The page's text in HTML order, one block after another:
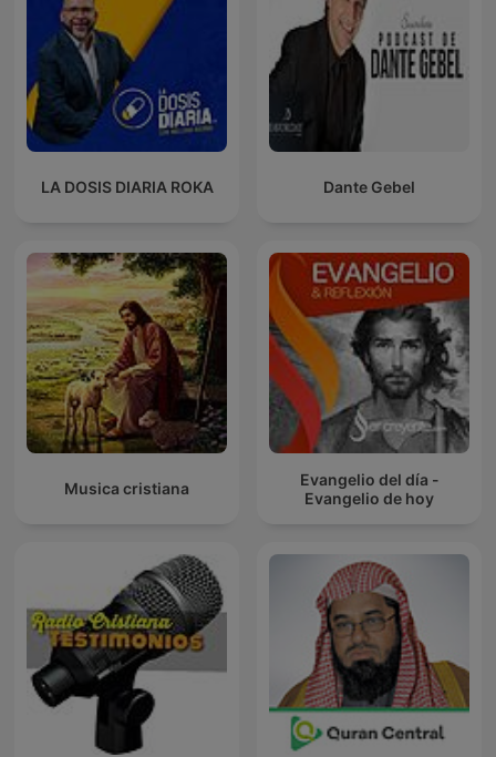
LA DOSIS DIARIA ROKA Dante Gebel
Musica cristiana
Evangelio del día -
Evangelio de hoy